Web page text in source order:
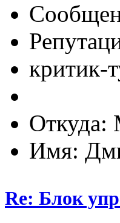
критик-
Откуда:
Имя:
Re: Блок